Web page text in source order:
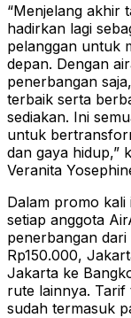
“Menjelang akhir
hadirkan lagi
pelanggan untuk
depan. Dengan
penerbangan
terbaik serta
sediakan. Ini
untuk
dan gaya hidup,”
Veranita
Dalam promo
setiap anggota
penerbangan
Rp150.000,
Jakarta ke
rute lainnya.
sudah termasuk